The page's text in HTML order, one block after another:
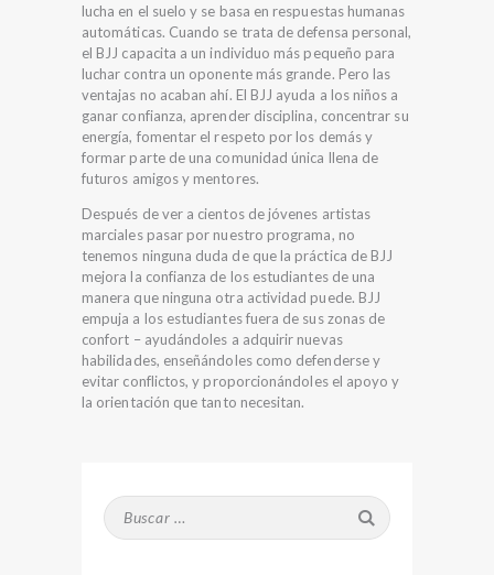
lucha en el suelo y se basa en respuestas humanas
automáticas. Cuando se trata de defensa personal,
el BJJ capacita a un individuo más pequeño para
luchar contra un oponente más grande. Pero las
ventajas no acaban ahí. El BJJ ayuda a los niños a
ganar confianza, aprender disciplina, concentrar su
energía, fomentar el respeto por los demás y
formar parte de una comunidad única llena de
futuros amigos y mentores.
Después de ver a cientos de jóvenes artistas
marciales pasar por nuestro programa, no
tenemos ninguna duda de que la práctica de BJJ
mejora la confianza de los estudiantes de una
manera que ninguna otra actividad puede. BJJ
empuja a los estudiantes fuera de sus zonas de
confort – ayudándoles a adquirir nuevas
habilidades, enseñándoles como defenderse y
evitar conflictos, y proporcionándoles el apoyo y
la orientación que tanto necesitan.
Buscar: